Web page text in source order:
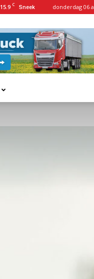
15.9 C Sneek donderdag 06